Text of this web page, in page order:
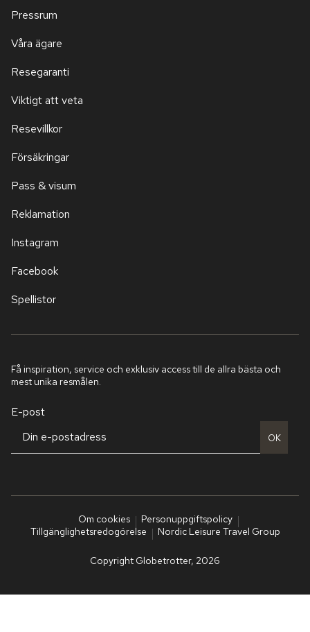
Pressrum
Våra ägare
Resegaranti
Viktigt att veta
Resevillkor
Försäkringar
Pass & visum
Reklamation
Instagram
Facebook
Spellistor
Få inspiration, service och exklusiv access till de allra bästa och
mest unika resmålen.
E-post
OK
Om cookies
Personuppgiftspolicy
Tillgänglighetsredogörelse
Nordic Leisure Travel Group
Copyright Globetrotter, 2026